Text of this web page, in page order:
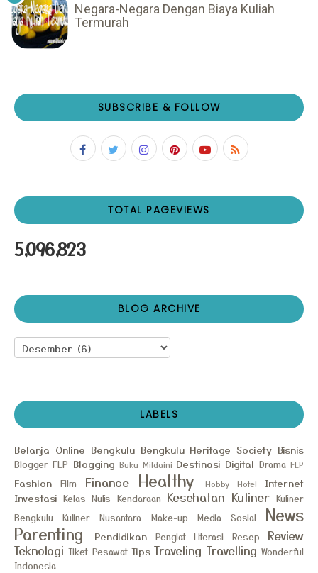
Negara-Negara Dengan Biaya Kuliah
Termurah
SUBSCRIBE & FOLLOW
TOTAL PAGEVIEWS
5,096,823
BLOG ARCHIVE
LABELS
Belanja Online Bengkulu Bengkulu Heritage Society Bisnis
Blogger FLP Blogging Buku Mildaini Destinasi Digital Drama FLP
Fashion Film Finance Healthy Hobby Hotel
Internet
Investasi Kelas Nulis Kendaraan Kesehatan Kuliner Kuliner
Bengkulu
Kuliner Nusantara Make-up Media Sosial
News
Parenting
Pendidikan Pengiat Literasi Resep
Review
Teknologi Tiket Pesawat Tips Traveling Travelling Wonderful
Indonesia